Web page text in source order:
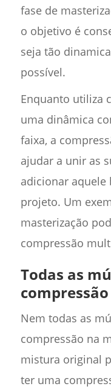
fase de
o objetivo é
seja tão
possível.
Enquanto utiliza
uma dinâmica
faixa, a
ajudar a unir as
adicionar aquele
projeto. Um
masterização
compressão
Todas as
Nem todas as
compressão na
mistura original
ter uma